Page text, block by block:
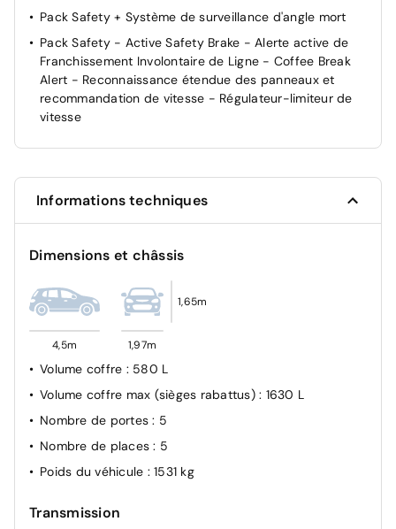
Pack Safety + Système de surveillance d'angle mort
Pack Safety - Active Safety Brake - Alerte active de
Franchissement Involontaire de Ligne - Coffee Break
Alert - Reconnaissance étendue des panneaux et
recommandation de vitesse - Régulateur-limiteur de
vitesse
Informations techniques
Dimensions et châssis
4,5m 1,97m
1,65m
Volume coffre : 580 L
Volume coffre max (sièges rabattus) : 1630 L
Nombre de portes: 5
Nombre de places: 5
Poids du véhicule : 1531 kg
Transmission